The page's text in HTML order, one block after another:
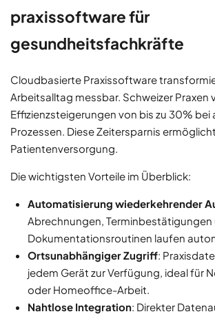
praxissoftware für
gesundheitsfachkräfte
Cloudbasierte Praxissoftware
Arbeitsalltag messbar. Schweizer Praxen
Effizienzsteigerungen von bis zu 30%
Prozessen. Diese Zeitersparnis
Patientenversorgung.
Die wichtigsten Vorteile im Überblick:
Automatisierung wiederkehrender
Abrechnungen, Terminbestätigungen
Dokumentationsroutinen laufen
Ortsunabhängiger Zugriff:
jedem Gerät zur Verfügung, ideal für
oder Homeoffice-Arbeit.
Nahtlose Integration: Direkter